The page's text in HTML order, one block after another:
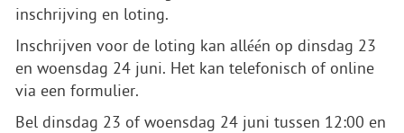
inschrijving en loting.
Inschrijven voor de loting kan alléén op dinsdag 23
en woensdag 24 juni. Het kan telefonisch of online
via een formulier.
Bel dinsdag 23 of woensdag 24 juni tussen 12:00 en